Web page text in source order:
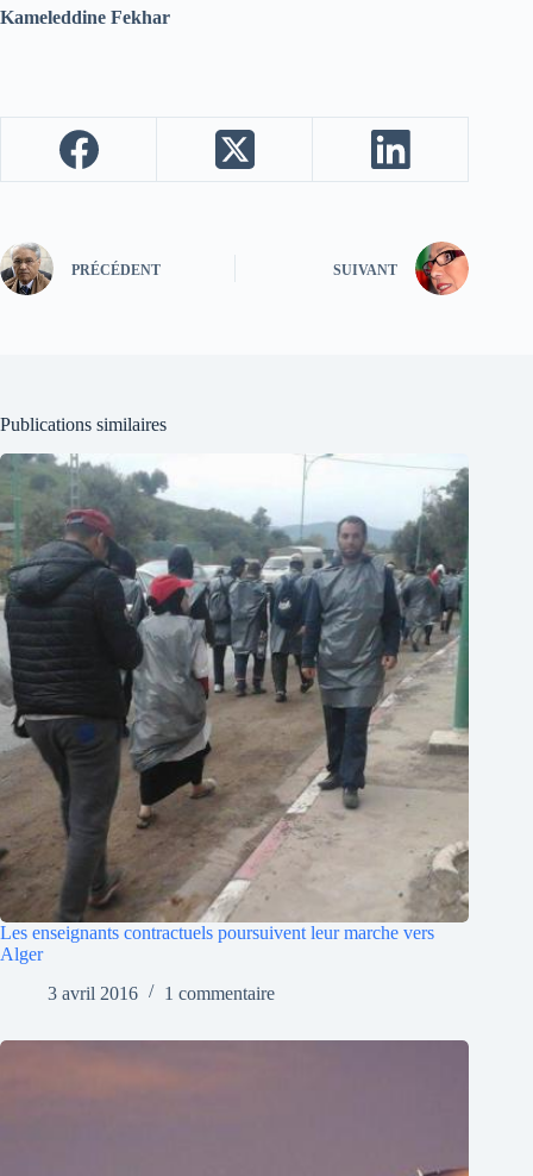
Kameleddine Fekhar
PRÉCÉDENT SUIVANT
Publications similaires
Les enseignants contractuels poursuivent leur marche vers
Alger
3 avril 2016
1 commentaire